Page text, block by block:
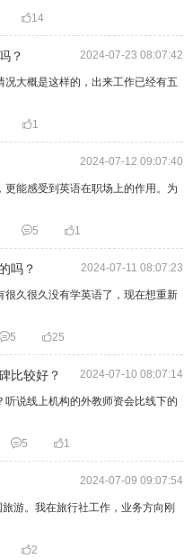
14
？ 2024-07-23 08:07:42
大概是这样的，出来工作已经有五
1
2024-07-12 09:07:40
能感受到英语在职场上的作用。为
5 1
吗？ 2024-07-11 08:07:23
久很久没有学英语了，现在想重新
5 25
比较好？ 2024-07-10 08:07:14
说线上机构的外教师资会比线下的
5 1
2024-07-09 09:07:54
游。我在旅行社工作，业务方向刚
2